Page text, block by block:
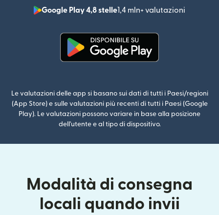
Google Play 4,8 stelle1,4 mln+ valutazioni
Le valutazioni delle app si basano sui dati di tutti i Paesi/regioni
(App Store) e sulle valutazioni più recenti di tutti i Paesi (Google
Play). Le valutazioni possono variare in base alla posizione
dell'utente e al tipo di dispositivo.
Modalità di consegna
locali quando invii